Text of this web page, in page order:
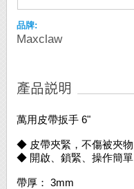
品牌:
Maxclaw
萬用皮帶扳手 6"
◆ 皮帶夾緊，不傷被夾物
◆ 開啟、鎖緊、操作簡
帶厚： 3mm